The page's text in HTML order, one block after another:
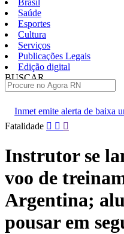
Brasil
Saúde
Esportes
Cultura
Serviços
Publicações Legais
Edição digital
BUSCAR
baixa umidade para 77
Pular
conteúdo
Fatalidade
Instrutor se
voo de
Argentina;
pousar em